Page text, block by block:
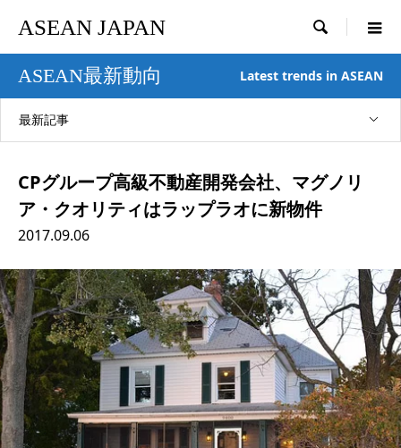
ASEAN JAPAN 
ASEAN最新動向 Latest trends in ASEAN
最新記事
CPグループ高級不動産開発会社、マグノリ
ア・クオリティはラップラオに新物件
2017.09.06